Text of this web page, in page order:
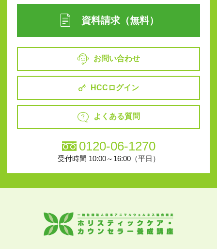
資料請求（無料）
お問い合わせ
HCCログイン
よくある質問
0120-06-1270
受付時間 10:00～16:00（平日）